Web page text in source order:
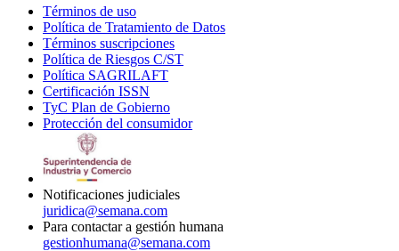
Términos de uso
in
new
window
Política de Tratamiento de Datos
Términos suscripciones
in
Política de Riesgos C/ST
Política SAGRILAFT
new
window
Certificación ISSN
in
new
TyC Plan de Gobierno
in
Protección del consumidorOpens
Notificaciones judiciales
juridica@semana.com
Para contactar a gestión humana
gestionhumana@semana.com